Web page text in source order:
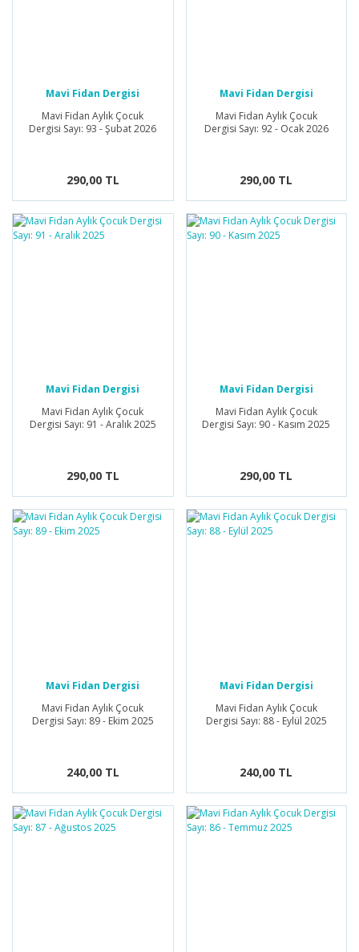
Mavi Fidan Dergisi
Mavi Fidan Aylık Çocuk
Dergisi Sayı: 93 - Şubat 2026
290,00 TL
Mavi Fidan Dergisi
Mavi Fidan Aylık Çocuk
Dergisi Sayı: 92 - Ocak 2026
290,00 TL
Mavi Fidan Dergisi
Mavi Fidan Aylık Çocuk
Dergisi Sayı: 91 - Aralık 2025
290,00 TL
Mavi Fidan Dergisi
Mavi Fidan Aylık Çocuk
Dergisi Sayı: 90 - Kasım 2025
290,00 TL
Mavi Fidan Dergisi
Mavi Fidan Aylık Çocuk
Dergisi Sayı: 89 - Ekim 2025
240,00 TL
Mavi Fidan Dergisi
Mavi Fidan Aylık Çocuk
Dergisi Sayı: 88 - Eylül 2025
240,00 TL